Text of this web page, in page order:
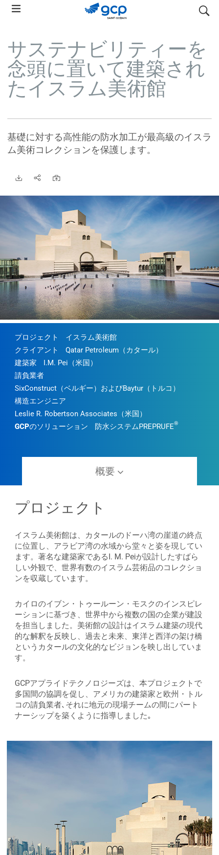
Skip
navigation
検索
サステナビリティーを
念頭に置いて建築され
たイスラム美術館
基礎に対する高性能の防水加工が最高級のイスラ
ム美術コレクションを保護します。
プロジェクト
イスラム美術館
クライアント
Qatar Petroleum（カタール）
建築家
I.M. Pei（米国）
請負業者
SixConstruct（ベルギー）およびBaytur（トルコ）
構造エンジニア
Leslie R. Robertson Associates（米国）
GCPのソリューション
防水システムPREPRUFE®
概要
プロジェクト
イスラム美術館は、カタールのドーハ湾の崖道の終点
に位置し、アラビア湾の水域から堂々と姿を現してい
ます。著名な建築家であるI. M. Peiが設計したすばら
しい外観で、世界有数のイスラム芸術品のコレクショ
ンを収蔵しています。
カイロのイブン・トゥールーン・モスクのインスピレ
ーションに基づき、世界中から複数の国の企業が建設
を担当しました。美術館の設計はイスラム建築の現代
的な解釈を反映し、過去と未来、東洋と西洋の架け橋
というカタールの文化的なビジョンを映し出していま
す。
GCPアプライドテクノロジーズは、本プロジェクトで
多国間の協調を促し、アメリカの建築家と欧州・トル
コの請負業者､それに地元の現場チームの間にパート
ナーシップを築くように指導しました｡